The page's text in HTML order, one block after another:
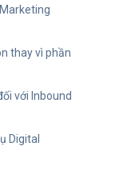
thay vì phần
với Inbound
Digital